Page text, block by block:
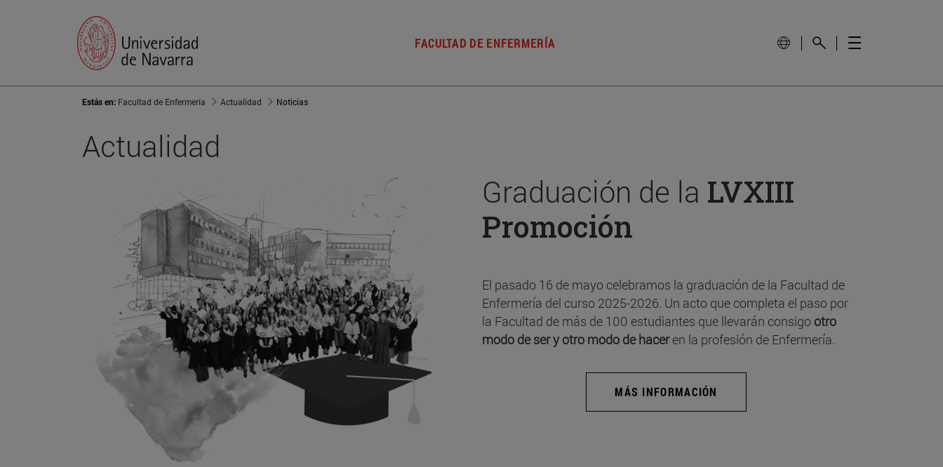
FACULTAD DE ENFERMERÍA
Estás en: Facultad de Enfermería Actualidad Noticias
Actualidad
Graduación de la LVXIII
Promoción
El pasado 16 de mayo celebramos la graduación de la Facultad de
Enfermería del curso 2025-2026. Un acto que completa el paso por
la Facultad de más de 100 estudiantes que llevarán consigo otro
modo de ser y otro modo de haceren la profesión de Enfermería.
MÁS INFORMACIÓN